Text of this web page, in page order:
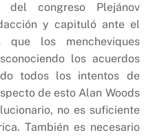
del congreso Plejánov
y capituló ante el
los mencheviques
los acuerdos
todos los intentos de
de esto Alan Woods
no es suficiente
También es necesario